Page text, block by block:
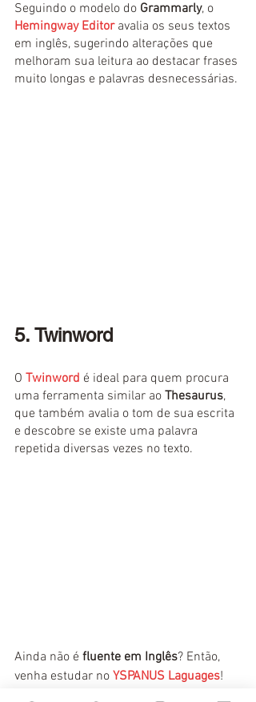
Seguindo o modelo do Grammarly, o
Hemingway Editor avalia os seus textos
em inglês, sugerindo alterações que
melhoram sua leitura ao destacar frases
muito longas e palavras desnecessárias.
5. Twinword
O Twinword é ideal para quem procura
uma ferramenta similar ao Thesaurus,
que também avalia o tom de sua escrita
e descobre se existe uma palavra
repetida diversas vezes no texto.
Ainda não é fluente em Inglês? Então,
venha estudar no YSPANUS Laguages!